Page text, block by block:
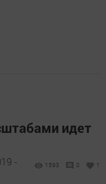
идет
-
1593 0 1